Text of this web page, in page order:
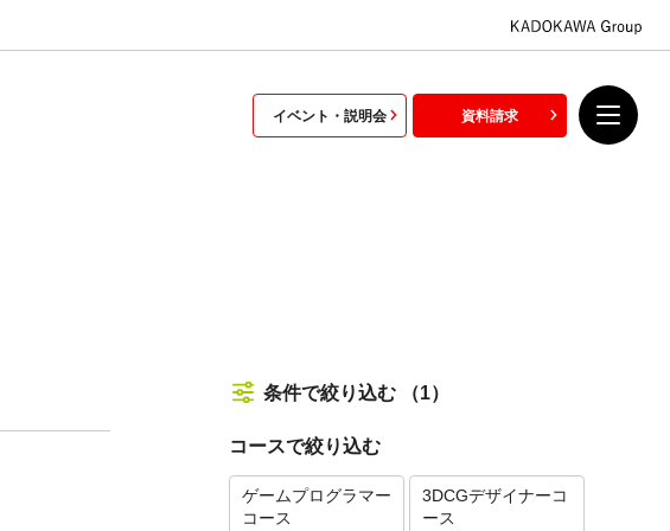
イベント・説明会 資料請求
条件で絞り込む （1）
コースで絞り込む
ゲームプログラマー
コース
3DCGデザイナーコ
ース